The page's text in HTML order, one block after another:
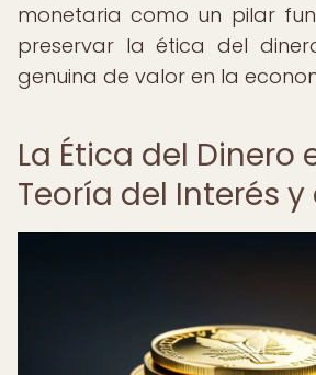
monetaria como un pilar
preservar la ética del
genuina de valor en la
La Ética del Dinero
Teoría del Interés y